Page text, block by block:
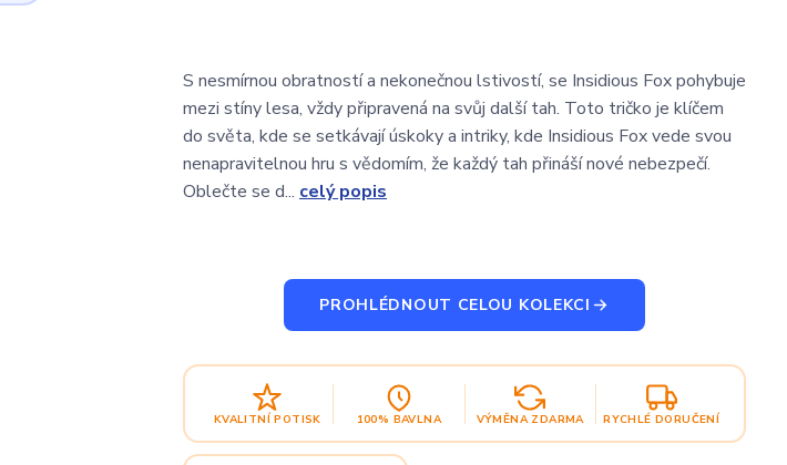
S nesmírnou obratností a nekonečnou lstivostí, se Insidious Fox pohybuje
mezi stíny lesa, vždy připravená na svůj další tah. Toto tričko je klíčem
do světa, kde se setkávají úskoky a intriky, kde Insidious Fox vede svou
nenapravitelnou hru s vědomím, že každý tah přináší nové nebezpečí.
Oblečte se d... celý popis
PROHLÉDNOUT CELOU KOLEKCI
KVALITNÍ POTISK 100% BAVLNA VÝMĚNA ZDARMA RYCHLÉ DORUČENÍ